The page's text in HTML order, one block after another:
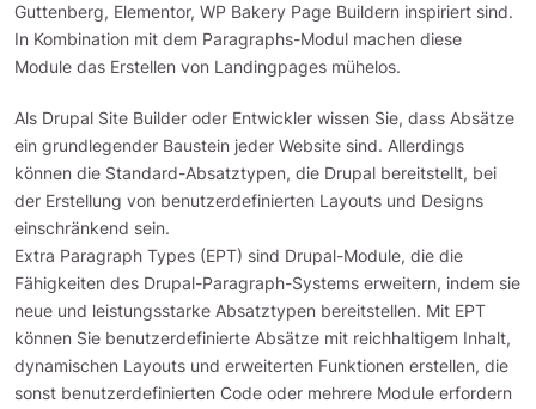
Guttenberg, Elementor, WP Bakery Page Buildern inspiriert sind.
In Kombination mit dem Paragraphs-Modul machen diese
Module das Erstellen von Landingpages mühelos.
Als Drupal Site Builder oder Entwickler wissen Sie, dass Absätze
ein grundlegender Baustein jeder Website sind. Allerdings
können die Standard-Absatztypen, die Drupal bereitstellt, bei
der Erstellung von benutzerdefinierten Layouts und Designs
einschränkend sein.
Extra Paragraph Types (EPT) sind Drupal-Module, die die
Fähigkeiten des Drupal-Paragraph-Systems erweitern, indem sie
neue und leistungsstarke Absatztypen bereitstellen. Mit EPT
können Sie benutzerdefinierte Absätze mit reichhaltigem Inhalt,
dynamischen Layouts und erweiterten Funktionen erstellen, die
sonst benutzerdefinierten Code oder mehrere Module erfordern